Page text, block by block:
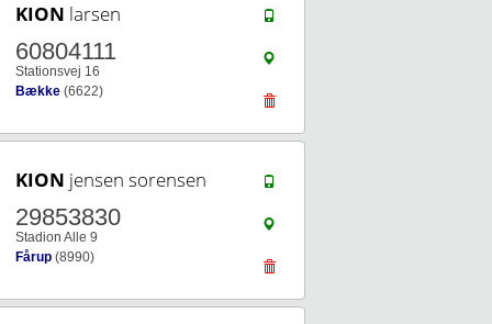
KION larsen
60804111
Stationsvej 16
Bække (6622)
KION jensen sorensen
29853830
Stadion Alle 9
Fårup (8990)